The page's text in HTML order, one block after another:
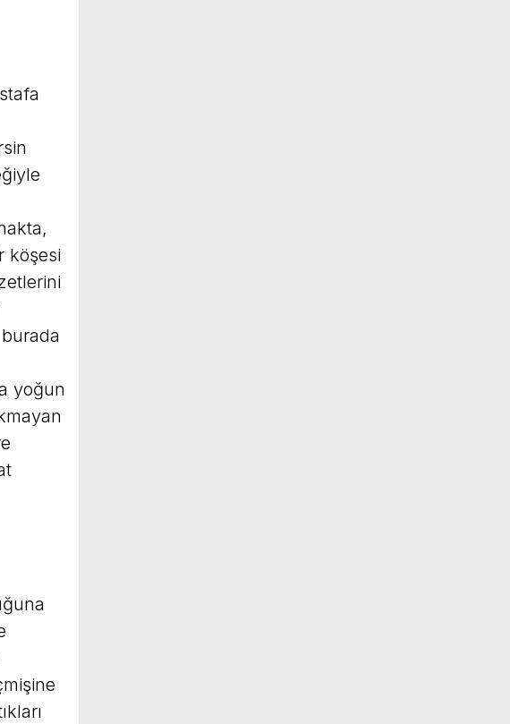
köşesi
yoğun